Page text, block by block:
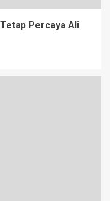
Percaya Ali